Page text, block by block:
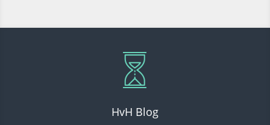
HvH Blog